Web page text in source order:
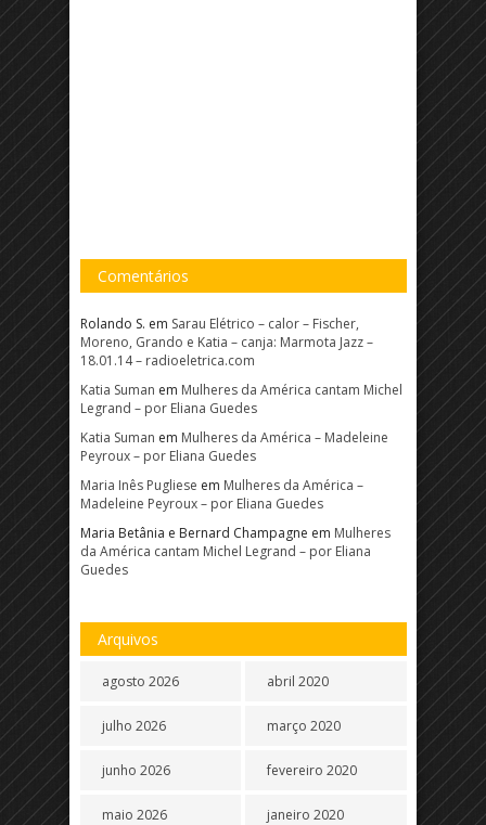
Comentários
Rolando S. em Sarau Elétrico – calor – Fischer,
Moreno, Grando e Katia – canja: Marmota Jazz –
18.01.14 – radioeletrica.com
Katia Suman em Mulheres da América cantam Michel
Legrand – por Eliana Guedes
Katia Suman em Mulheres da América – Madeleine
Peyroux – por Eliana Guedes
Maria Inês Pugliese em Mulheres da América –
Madeleine Peyroux – por Eliana Guedes
Maria Betânia e Bernard Champagne em Mulheres
da América cantam Michel Legrand – por Eliana
Guedes
Arquivos
agosto 2026
julho 2026
junho 2026
maio 2026
abril 2020
março 2020
fevereiro 2020
janeiro 2020